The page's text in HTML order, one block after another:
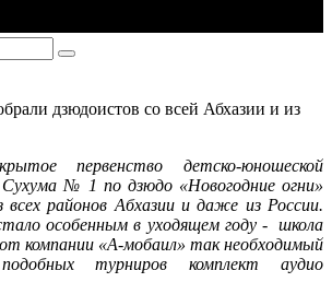
дзюдоистов со всей Абхазии и из
первенство детско-юношеской
№ 1 по дзюдо «Новогодние огни»
всех районов Абхазии и даже из России.
особенным в уходящем году - школа
от компании «А-мобаил» так необходимый
турниров комплект аудио